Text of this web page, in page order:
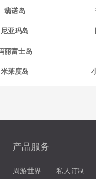
翡诺岛
尼亚玛岛
丽富士岛
米莱度岛
产品服务
周游世界
私人订制